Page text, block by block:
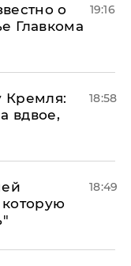
о
Главкома
19:16
Кремля:
вдвое,
18:58
18:49